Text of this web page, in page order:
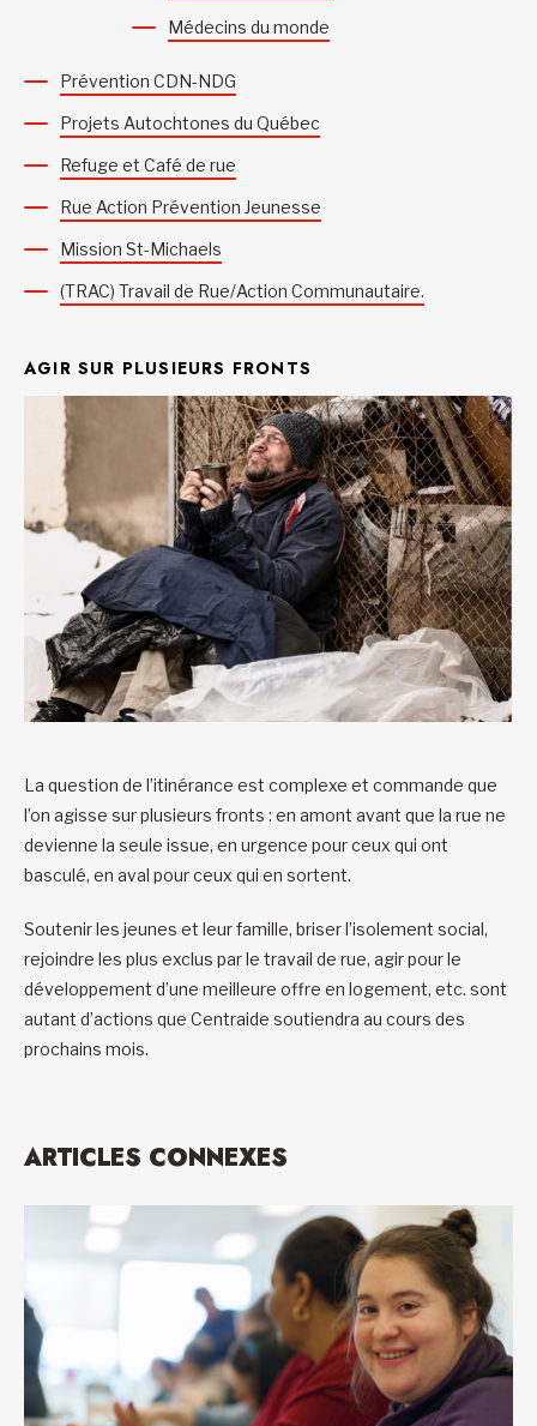
Médecins du monde
Prévention CDN-NDG
Projets Autochtones du Québec
Refuge et Café de rue
Rue Action Prévention Jeunesse
Mission St-Michaels
(TRAC) Travail de Rue/Action Communautaire.
AGIR SUR PLUSIEURS FRONTS
La question de l’itinérance est complexe et commande que
l’on agisse sur plusieurs fronts : en amont avant que la rue ne
devienne la seule issue, en urgence pour ceux qui ont
basculé, en aval pour ceux qui en sortent.
Soutenir les jeunes et leur famille, briser l’isolement social,
rejoindre les plus exclus par le travail de rue, agir pour le
développement d’une meilleure offre en logement, etc. sont
autant d’actions que Centraide soutiendra au cours des
prochains mois.
ARTICLES CONNEXES